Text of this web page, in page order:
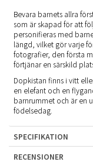
Bevara barnets allra
som är skapad för att
personifieras med
längd, vilket gör varje
fotografier, den första
förtjänar en särskild
Dopkistan finns i vitt
en elefant och en
barnrummet och är en
födelsedag.
SPECIFIKATION
RECENSIONER